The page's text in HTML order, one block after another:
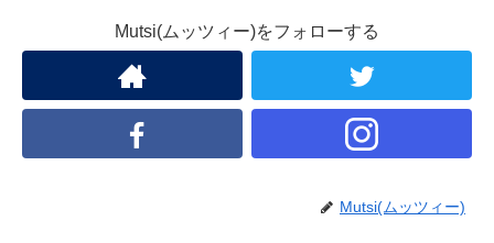
Mutsi(ムッツィー)をフォローする
Mutsi(ムッツィー)